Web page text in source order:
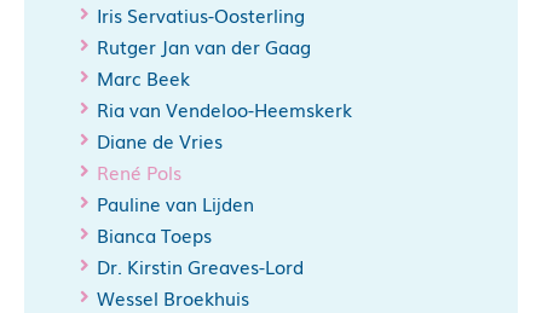
Iris Servatius-Oosterling
Rutger Jan van der Gaag
Marc Beek
Ria van Vendeloo-Heemskerk
Diane de Vries
René Pols
Pauline van Lijden
Bianca Toeps
Dr. Kirstin Greaves-Lord
Wessel Broekhuis